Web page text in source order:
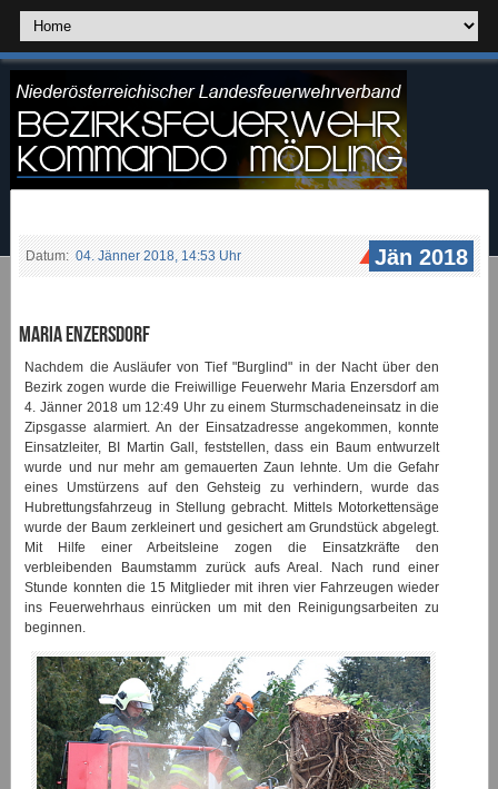
Datum: 04. Jänner 2018, 14:53 Uhr Jän 2018
Maria Enzersdorf
Nachdem die Ausläufer von Tief "Burglind" in der Nacht über den
Bezirk zogen wurde die Freiwillige Feuerwehr Maria Enzersdorf am
4. Jänner 2018 um 12:49 Uhr zu einem Sturmschadeneinsatz in die
Zipsgasse alarmiert. An der Einsatzadresse angekommen, konnte
Einsatzleiter, BI Martin Gall, feststellen, dass ein Baum entwurzelt
wurde und nur mehr am gemauerten Zaun lehnte. Um die Gefahr
eines Umstürzens auf den Gehsteig zu verhindern, wurde das
Hubrettungsfahrzeug in Stellung gebracht. Mittels Motorkettensäge
wurde der Baum zerkleinert und gesichert am Grundstück abgelegt.
Mit Hilfe einer Arbeitsleine zogen die Einsatzkräfte den
verbleibenden Baumstamm zurück aufs Areal. Nach rund einer
Stunde konnten die 15 Mitglieder mit ihren vier Fahrzeugen wieder
ins Feuerwehrhaus einrücken um mit den Reinigungsarbeiten zu
beginnen.